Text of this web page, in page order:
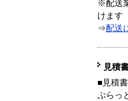
※配送
けます
⇒配送
見積
■見積
ぷらっ